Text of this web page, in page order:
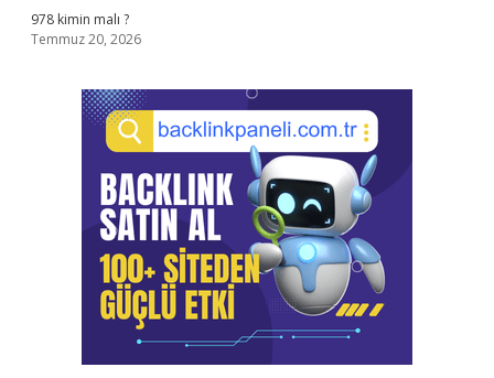
978 kimin malı ?
Temmuz 20, 2026